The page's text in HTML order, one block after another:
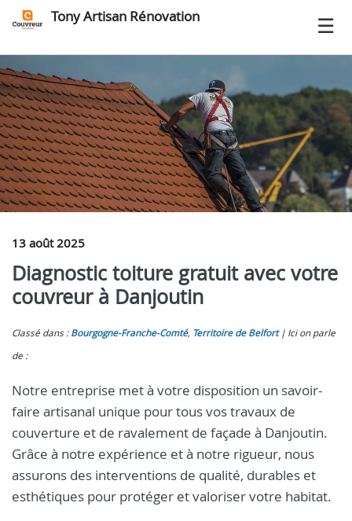
Tony Artisan Rénovation
13 août 2025
Diagnostic toiture gratuit avec votre
couvreur à Danjoutin
Classé dans : Bourgogne-Franche-Comté, Territoire de Belfort
Ici on parle
de :
Notre entreprise met à votre disposition un savoir-
faire artisanal unique pour tous vos travaux de
couverture et de ravalement de façade à Danjoutin.
Grâce à notre expérience et à notre rigueur, nous
assurons des interventions de qualité, durables et
esthétiques pour protéger et valoriser votre habitat.